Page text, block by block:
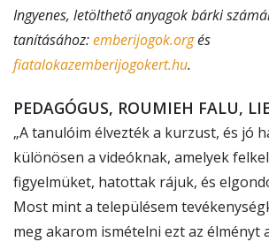
Ingyenes, letölthető anyagok bárki
tanításához:emberijogok.orgés
fiatalokazemberijogokert.hu.
PEDAGÓGUS, ROUMIEH FALU,
„A tanulóim élvezték a kurzust, és jó
különösen a videóknak, amelyek
figyelmüket, hatottak rájuk, és
Most mint a településem
meg akarom ismételni ezt az élményt